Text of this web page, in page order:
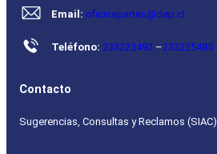
Email: oficinapartes@dep.cl
Teléfono: 233225492 –233225485
Contacto
Sugerencias, Consultas y Reclamos (SIAC)